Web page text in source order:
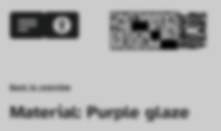
Back to overview
Material: Purple glaze